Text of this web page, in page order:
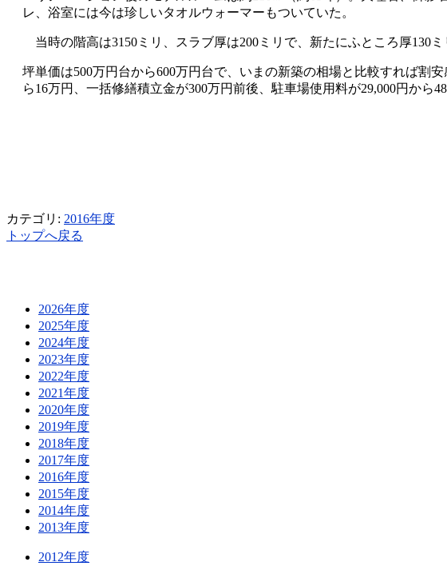
レ、浴室には今は珍しいタオルウォーマーもついていた。
当時の階高は3150ミリ、スラブ厚は200ミリで、新たにふところ厚130
坪単価は500万円台から600万円台で、いまの新築の相場と比較すれば割
ら16万円、一括修繕積立金が300万円前後、駐車場使用料が29,000円から
カテゴリ: 2016年度
トップへ戻る
2026年度
2025年度
2024年度
2023年度
2022年度
2021年度
2020年度
2019年度
2018年度
2017年度
2016年度
2015年度
2014年度
2013年度
2012年度